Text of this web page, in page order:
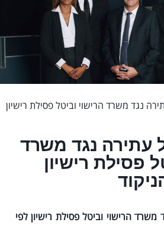
נגד משרד הרישוי וביטל פסילת רישיון
עתירה נגד משרד
פסילת רישיון
הרישוי וביטל פסילת רישיון לפי